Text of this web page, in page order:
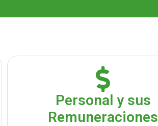
Personal y sus
Remuneraciones